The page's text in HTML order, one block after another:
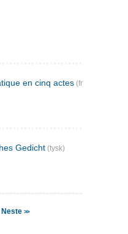
en cinq actes (fransk)
Gedicht (tysk)
Neste >>